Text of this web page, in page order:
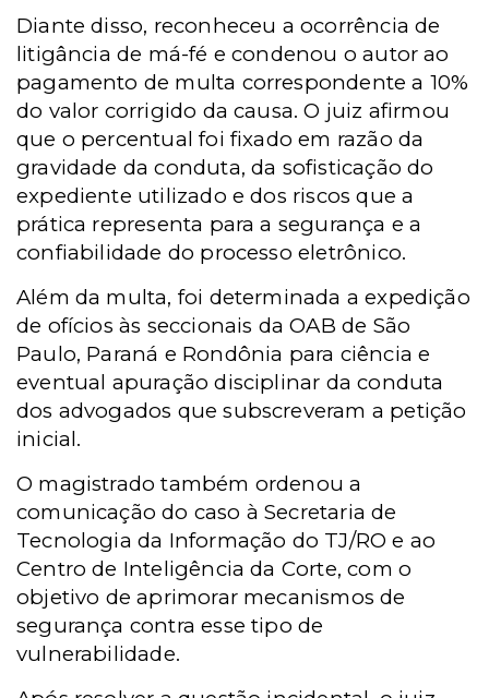
Diante disso, reconheceu a ocorrência de
litigância de má-fé e condenou o autor ao
pagamento de multa correspondente a 10%
do valor corrigido da causa. O juiz afirmou
que o percentual foi fixado em razão da
gravidade da conduta, da sofisticação do
expediente utilizado e dos riscos que a
prática representa para a segurança e a
confiabilidade do processo eletrônico.
Além da multa, foi determinada a expedição
de ofícios às seccionais da OAB de São
Paulo, Paraná e Rondônia para ciência e
eventual apuração disciplinar da conduta
dos advogados que subscreveram a petição
inicial.
O magistrado também ordenou a
comunicação do caso à Secretaria de
Tecnologia da Informação do TJ/RO e ao
Centro de Inteligência da Corte, com o
objetivo de aprimorar mecanismos de
segurança contra esse tipo de
vulnerabilidade.